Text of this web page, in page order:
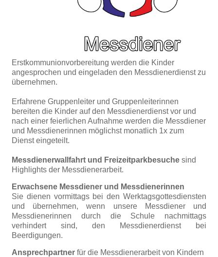
Erstkommunionvorbereitung werden die Kinder
angesprochen und eingeladen den Messdienerdienst zu
übernehmen.
Erfahrene Gruppenleiter und Gruppenleiterinnen
bereiten die Kinder auf den Messdienerdienst vor und
nach einer feierlichen Aufnahme werden die Messdiener
und Messdienerinnen möglichst monatlich 1x zum
Dienst eingeteilt.
Messdienerwallfahrt und Freizeitparkbesuche sind
Highlights der Messdienerarbeit.
Erwachsene Messdiener und Messdienerinnen
Sie dienen vormittags bei den Werktagsgottesdiensten
und übernehmen, wenn unsere Messdiener und
Messdienerinnen durch die Schule nachmittags
verhindert sind, den Messdienerdienst bei
Beerdigungen.
Ansprechpartner für die Messdienerarbeit von Kindern